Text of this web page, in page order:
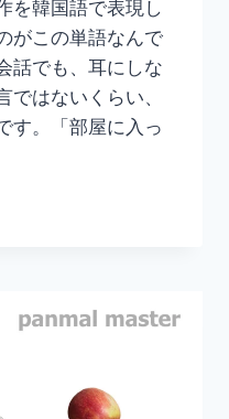
を韓国語で表現し
がこの単語なんで
話でも、耳にしな
ではないくらい、
す。「部屋に入っ